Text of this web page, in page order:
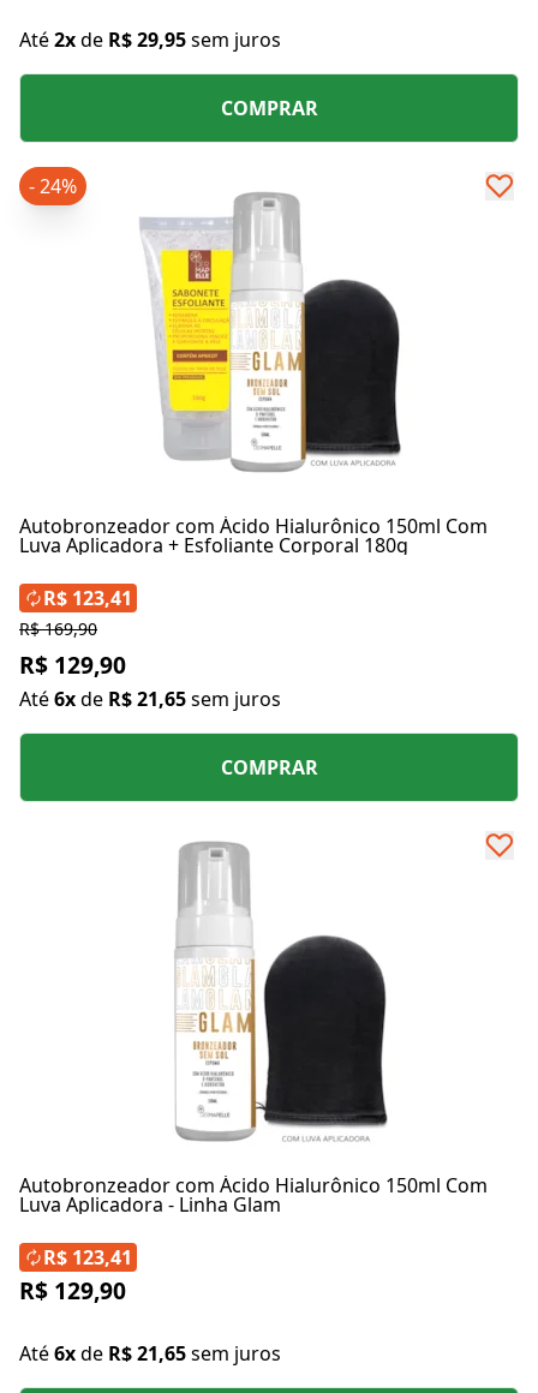
Até2xde R$ 29,95sem juros
COMPRAR
Autobronzeador com Ácido Hialurônico 150ml Com
Luva Aplicadora + Esfoliante Corporal 180g
- 24%
R$ 169,90
R$ 129,90
Até6xde R$ 21,65sem juros
R$ 123,41
COMPRAR
Autobronzeador com Ácido Hialurônico 150ml Com
Luva Aplicadora - Linha Glam
R$ 129,90
Até6xde R$ 21,65sem juros
R$ 123,41